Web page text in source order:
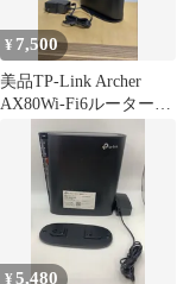
¥ 7,500
美品TP-Link Archer
AX80Wi-Fi6ルーター高
速 8ストリーム
¥5,480